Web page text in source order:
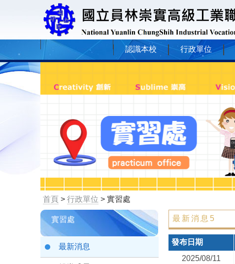
認識本校 行政單位
首頁 > 行政單位 > 實習處
實習處
最新消息
最新消息5
發布日期
2025/08/11